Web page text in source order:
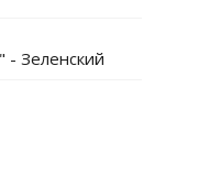
- Зеленский